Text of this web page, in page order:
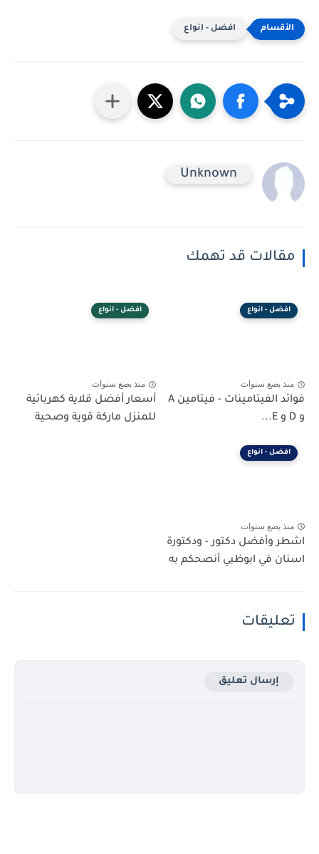
افضل - انواع
Unknown
مقالات قد تهمك
افضل - انواع
منذ بضع سنوات
فوائد الفيتامينات - فيتامين A
و D و E...
افضل - انواع
منذ بضع سنوات
أسعار أفضل قلاية كهربائية
للمنزل ماركة قوية وصحية
افضل - انواع
منذ بضع سنوات
اشطر وأفضل دكتور - ودكتورة
اسنان في ابوظبي أنصحكم به
تعليقات
إرسال تعليق